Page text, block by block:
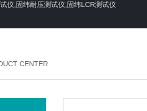
仪,固纬耐压测试仪,固纬LCR测试仪
CENTER